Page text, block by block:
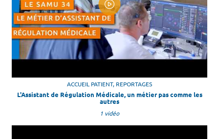
ACCUEIL PATIENT, REPORTAGES
L'Assistant de Régulation Médicale, un métier pas comme les
autres
1 vidéo